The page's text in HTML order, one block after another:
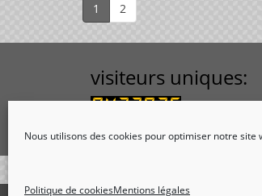
Nous utilisons des cookies pour optimiser notre site
Politique de cookiesMentions légales
1 2
visiteurs uniques: